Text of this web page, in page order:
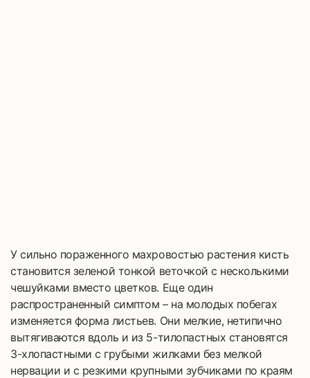
У сильно пораженного махровостью растения кисть
становится зеленой тонкой веточкой с несколькими
чешуйками вместо цветков. Еще один
распространенный симптом – на молодых побегах
изменяется форма листьев. Они мелкие, нетипично
вытягиваются вдоль и из 5-тилопастных становятся
3-хлопастными с грубыми жилками без мелкой
нервации и с резкими крупными зубчиками по краям